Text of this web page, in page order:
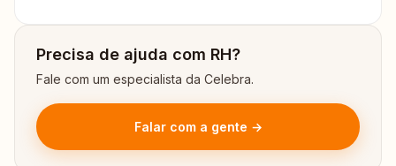
Precisa de ajuda com RH?
Fale com um especialista da Celebra.
Falar com a gente →